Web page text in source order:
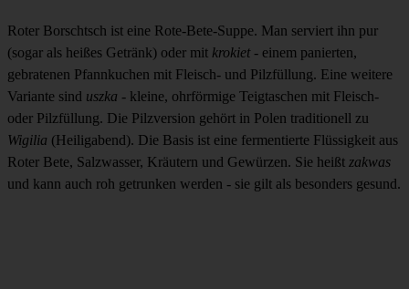
Roter Borschtsch ist eine Rote-Bete-Suppe. Man serviert ihn pur
(sogar als heißes Getränk) oder mit krokiet- einem panierten,
gebratenen Pfannkuchen mit Fleisch- und Pilzfüllung. Eine weitere
Variante sind uszka - kleine, ohrförmige Teigtaschen mit Fleisch-
oder Pilzfüllung. Die Pilzversion gehört in Polen traditionell zu
Wigilia (Heiligabend). Die Basis ist eine fermentierte Flüssigkeit aus
Roter Bete, Salzwasser, Kräutern und Gewürzen. Sie heißt zakwas
und kann auch roh getrunken werden - sie gilt als besonders gesund.